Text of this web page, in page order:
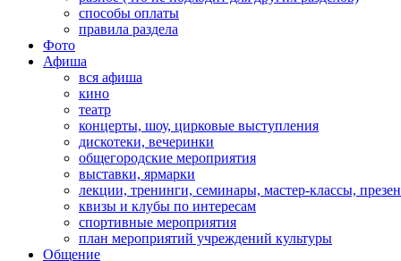
способы оплаты
правила раздела
Фото
Афиша
вся афиша
кино
театр
концерты, шоу, цирковые выступления
дискотеки, вечеринки
общегородские мероприятия
выставки, ярмарки
лекции, тренинги, семинары, мастер-классы,
квизы и клубы по интересам
спортивные мероприятия
план мероприятий учреждений культуры
Общение